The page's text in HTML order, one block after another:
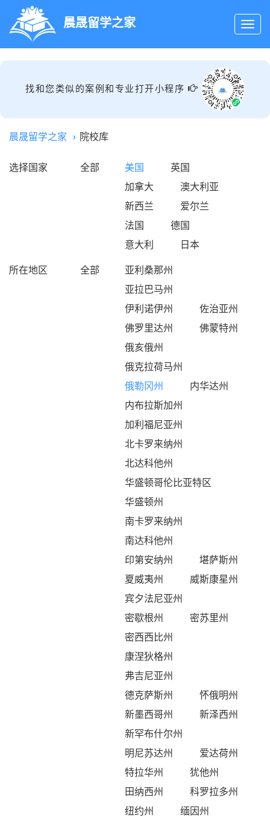
晨晟留学之家
找和您类似的案例和专业打开小程序
晨晟留学之家 院校库
选择国家 全部 美国
英国
加拿大
澳大利亚
新西兰
爱尔兰
法国
德国
意大利
日本
所在地区
全部
亚利桑那州
亚拉巴马州
伊利诺伊州
佐治亚州
佛罗里达州
佛蒙特州
俄亥俄州
俄克拉荷马州
俄勒冈州
内华达州
内布拉斯加州
加利福尼亚州
北卡罗来纳州
北达科他州
华盛顿哥伦比亚特区
华盛顿州
南卡罗来纳州
南达科他州
印第安纳州
堪萨斯州
夏威夷州
威斯康星州
宾夕法尼亚州
密歇根州
密苏里州
密西西比州
康涅狄格州
弗吉尼亚州
德克萨斯州
怀俄明州
新墨西哥州
新泽西州
新罕布什尔州
明尼苏达州
爱达荷州
特拉华州
犹他州
田纳西州
科罗拉多州
纽约州
缅因州